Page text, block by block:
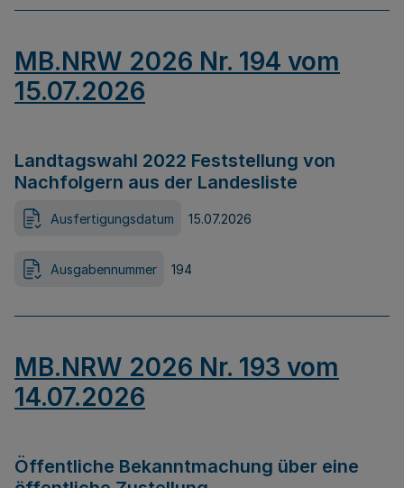
MB.NRW 2026 Nr. 194 vom
15.07.2026
Landtagswahl 2022 Feststellung von
Nachfolgern aus der Landesliste
Ausfertigungsdatum 15.07.2026
Ausgabennummer 194
MB.NRW 2026 Nr. 193 vom
14.07.2026
Öffentliche Bekanntmachung über eine